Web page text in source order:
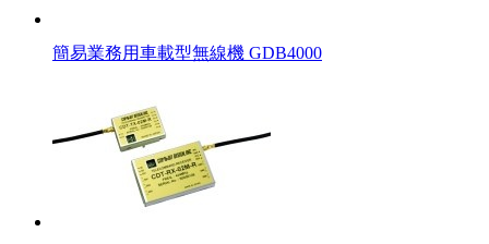
簡易業務用車載型無線機 GDB4000